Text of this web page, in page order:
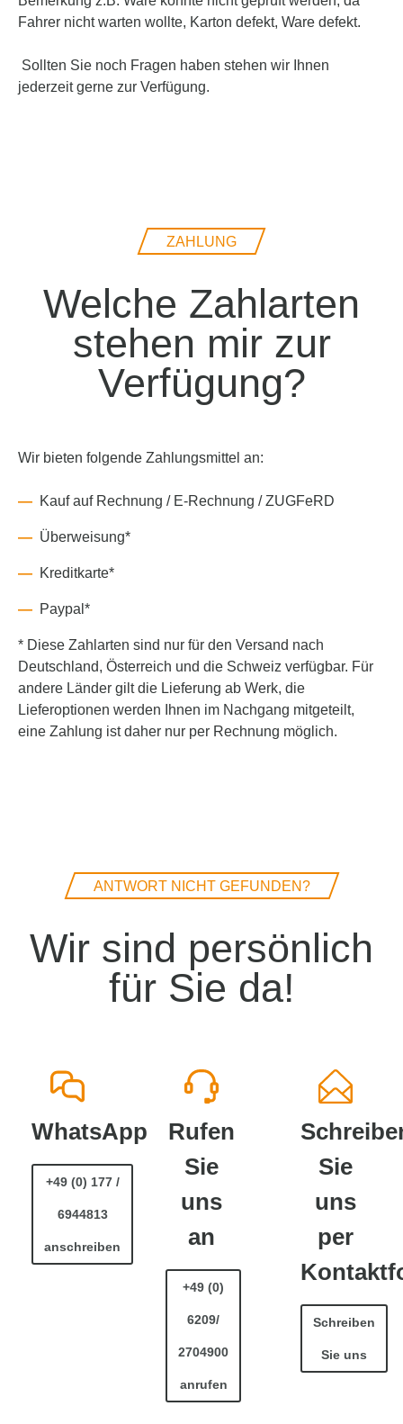
Fahrer nicht warten wollte, Karton defekt, Ware defekt.
Sollten Sie noch Fragen haben stehen wir Ihnen
jederzeit gerne zur Verfügung.
ZAHLUNG
Welche Zahlarten
stehen mir zur
Verfügung?
Wir bieten folgende Zahlungsmittel an:
Kauf auf Rechnung / E-Rechnung / ZUGFeRD
Überweisung*
Kreditkarte*
Paypal*
* Diese Zahlarten sind nur für den Versand nach
Deutschland, Österreich und die Schweiz verfügbar. Für
andere Länder gilt die Lieferung ab Werk, die
Lieferoptionen werden Ihnen im Nachgang mitgeteilt,
eine Zahlung ist daher nur per Rechnung möglich.
ANTWORT NICHT GEFUNDEN?
Wir sind persönlich
für Sie da!
WhatsApp
+49 (0) 177 /
6944813
anschreiben
Rufen
Sie
uns
an
+49 (0)
6209/
2704900
anrufen
Sie
uns
per
Schreiben
Sie uns